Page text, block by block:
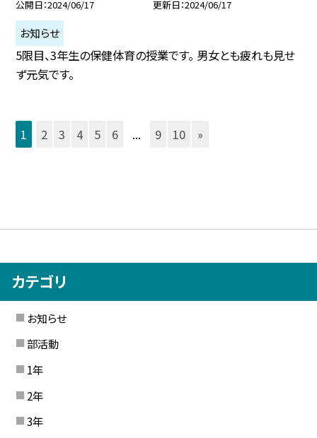
公開日 2024/06/17 更新日 2024/06/17
お知らせ
5限目、3年生の保健体育の授業です。 男女とも疲れも見せ
ず元気です。
1 2 3 4 5 6 ... 9 10 »
カテゴリ
お知らせ
部活動
1年
2年
3年